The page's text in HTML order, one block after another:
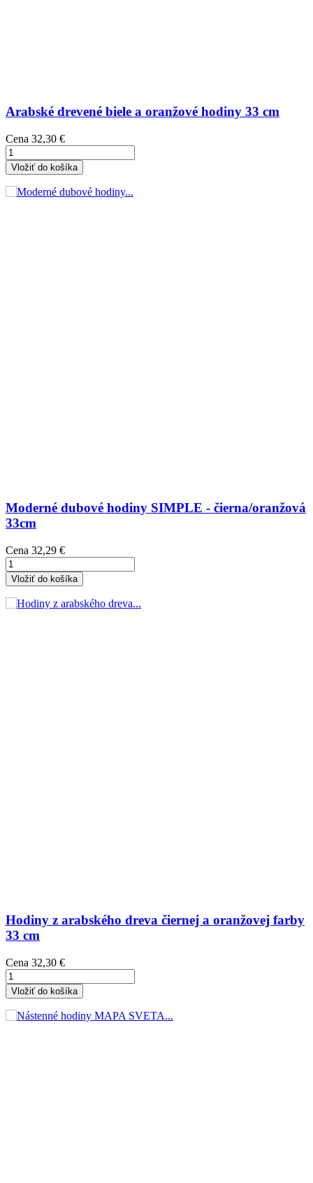
Arabské drevené biele a oranžové hodiny 33 cm
Cena 32,30 €
Vložiť do košíka
Moderné dubové hodiny SIMPLE - čierna/oranžová
33cm
Cena 32,29 €
Vložiť do košíka
Hodiny z arabského dreva čiernej a oranžovej farby
33 cm
Cena 32,30 €
Vložiť do košíka